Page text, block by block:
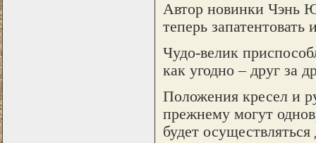
Автор новинки Чэнь
теперь
Чудо-велик
как угодно – друг за
Положения кресел и
прежнему могут
будет